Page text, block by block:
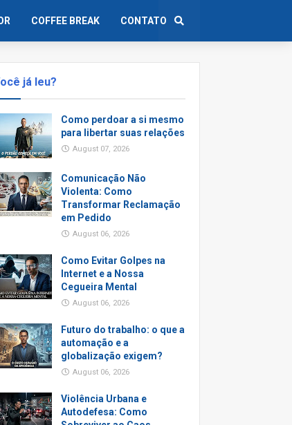
COFFEE BREAK CONTATO
já leu?
Como perdoar a si mesmo
para libertar suas relações
August 07, 2026
Comunicação Não
Violenta: Como
Transformar Reclamação
em Pedido
August 06, 2026
Como Evitar Golpes na
Internet e a Nossa
Cegueira Mental
August 06, 2026
Futuro do trabalho: o que a
automação e a
globalização exigem?
August 06, 2026
Violência Urbana e
Autodefesa: Como